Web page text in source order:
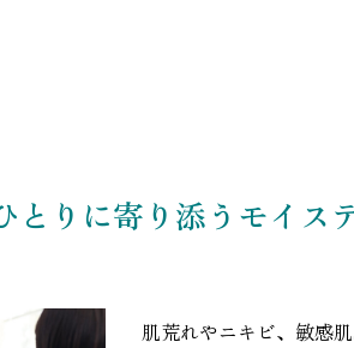
とりに寄り添うモイス
肌荒れやニキビ、敏感